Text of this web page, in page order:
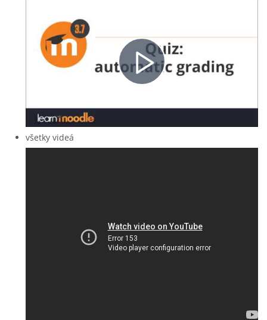
Video
abspielen
všetky videá